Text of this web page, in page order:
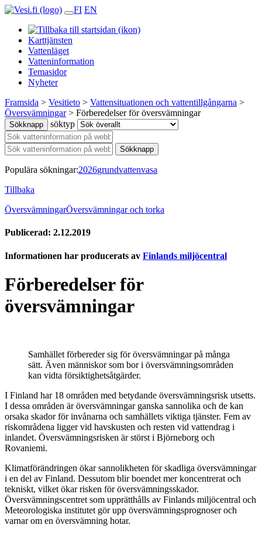
FI EN
Karttjänsten
Vattenläget
Vatteninformation
Temasidor
Nyheter
Framsida > Vesitieto > Vattensituationen och vattentillgångarna >
Översvämningar> Förberedelser för översvämningar
Sökknapp söktyp
Sökknapp
Populära sökningar:2026grundvattenvasa
Tillbaka
ÖversvämningarÖversvämningar och torka
Publicerad: 2.12.2019
Informationen har producerats av Finlands miljöcentral
Förberedelser för
översvämningar
Samhället förbereder sig för översvämningar på många
sätt. Även människor som bor i översvämningsområden
kan vidta försiktighetsåtgärder.
I Finland har 18 områden med betydande översvämningsrisk utsetts.
I dessa områden är översvämningar ganska sannolika och de kan
orsaka skador för invånarna och samhällets viktiga tjänster. Fem av
riskområdena ligger vid havskusten och resten vid vattendrag i
inlandet. Översvämningsrisken är störst i Björneborg och
Rovaniemi.
Klimatförändringen ökar sannolikheten för skadliga översvämningar
i en del av Finland. Dessutom blir boendet mer koncentrerat och
tekniskt, vilket ökar risken för översvämningsskador.
Översvämningscentret som upprätthålls av Finlands miljöcentral och
Meteorologiska institutet gör upp översvämningsprognoser och
varnar om en översvämning hotar.